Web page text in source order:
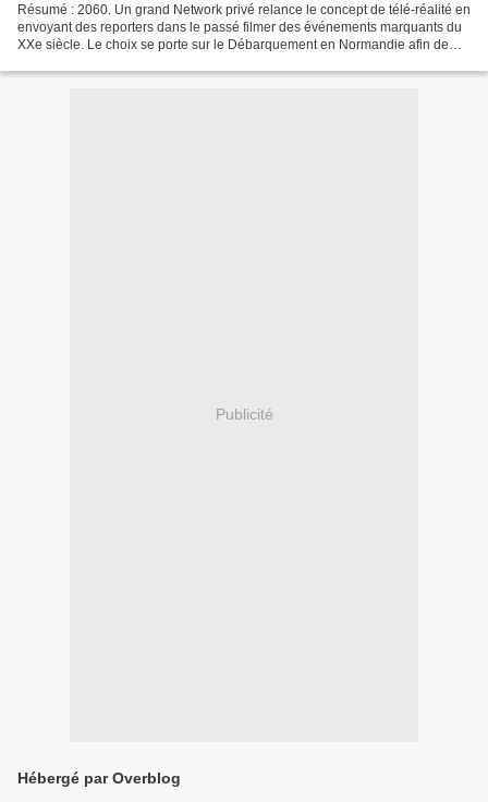
Résumé : 2060. Un grand Network privé relance le concept de télé-réalité en
envoyant des reporters dans le passé filmer des événements marquants du
XXe siècle. Le choix se porte sur le Débarquement en Normandie afin de
Publicité
Hébergé par Overblog